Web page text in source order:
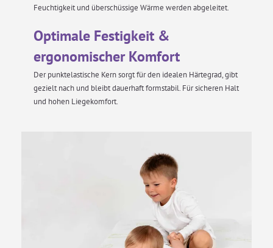
Feuchtigkeit und überschüssige Wärme werden abgeleitet.
Optimale Festigkeit &
ergonomischer Komfort
Der punktelastische Kern sorgt für den idealen Härtegrad, gibt
gezielt nach und bleibt dauerhaft formstabil. Für sicheren Halt
und hohen Liegekomfort.